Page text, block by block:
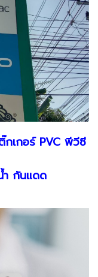
เกอร์ PVC พีวีซี
ำ กันแดด